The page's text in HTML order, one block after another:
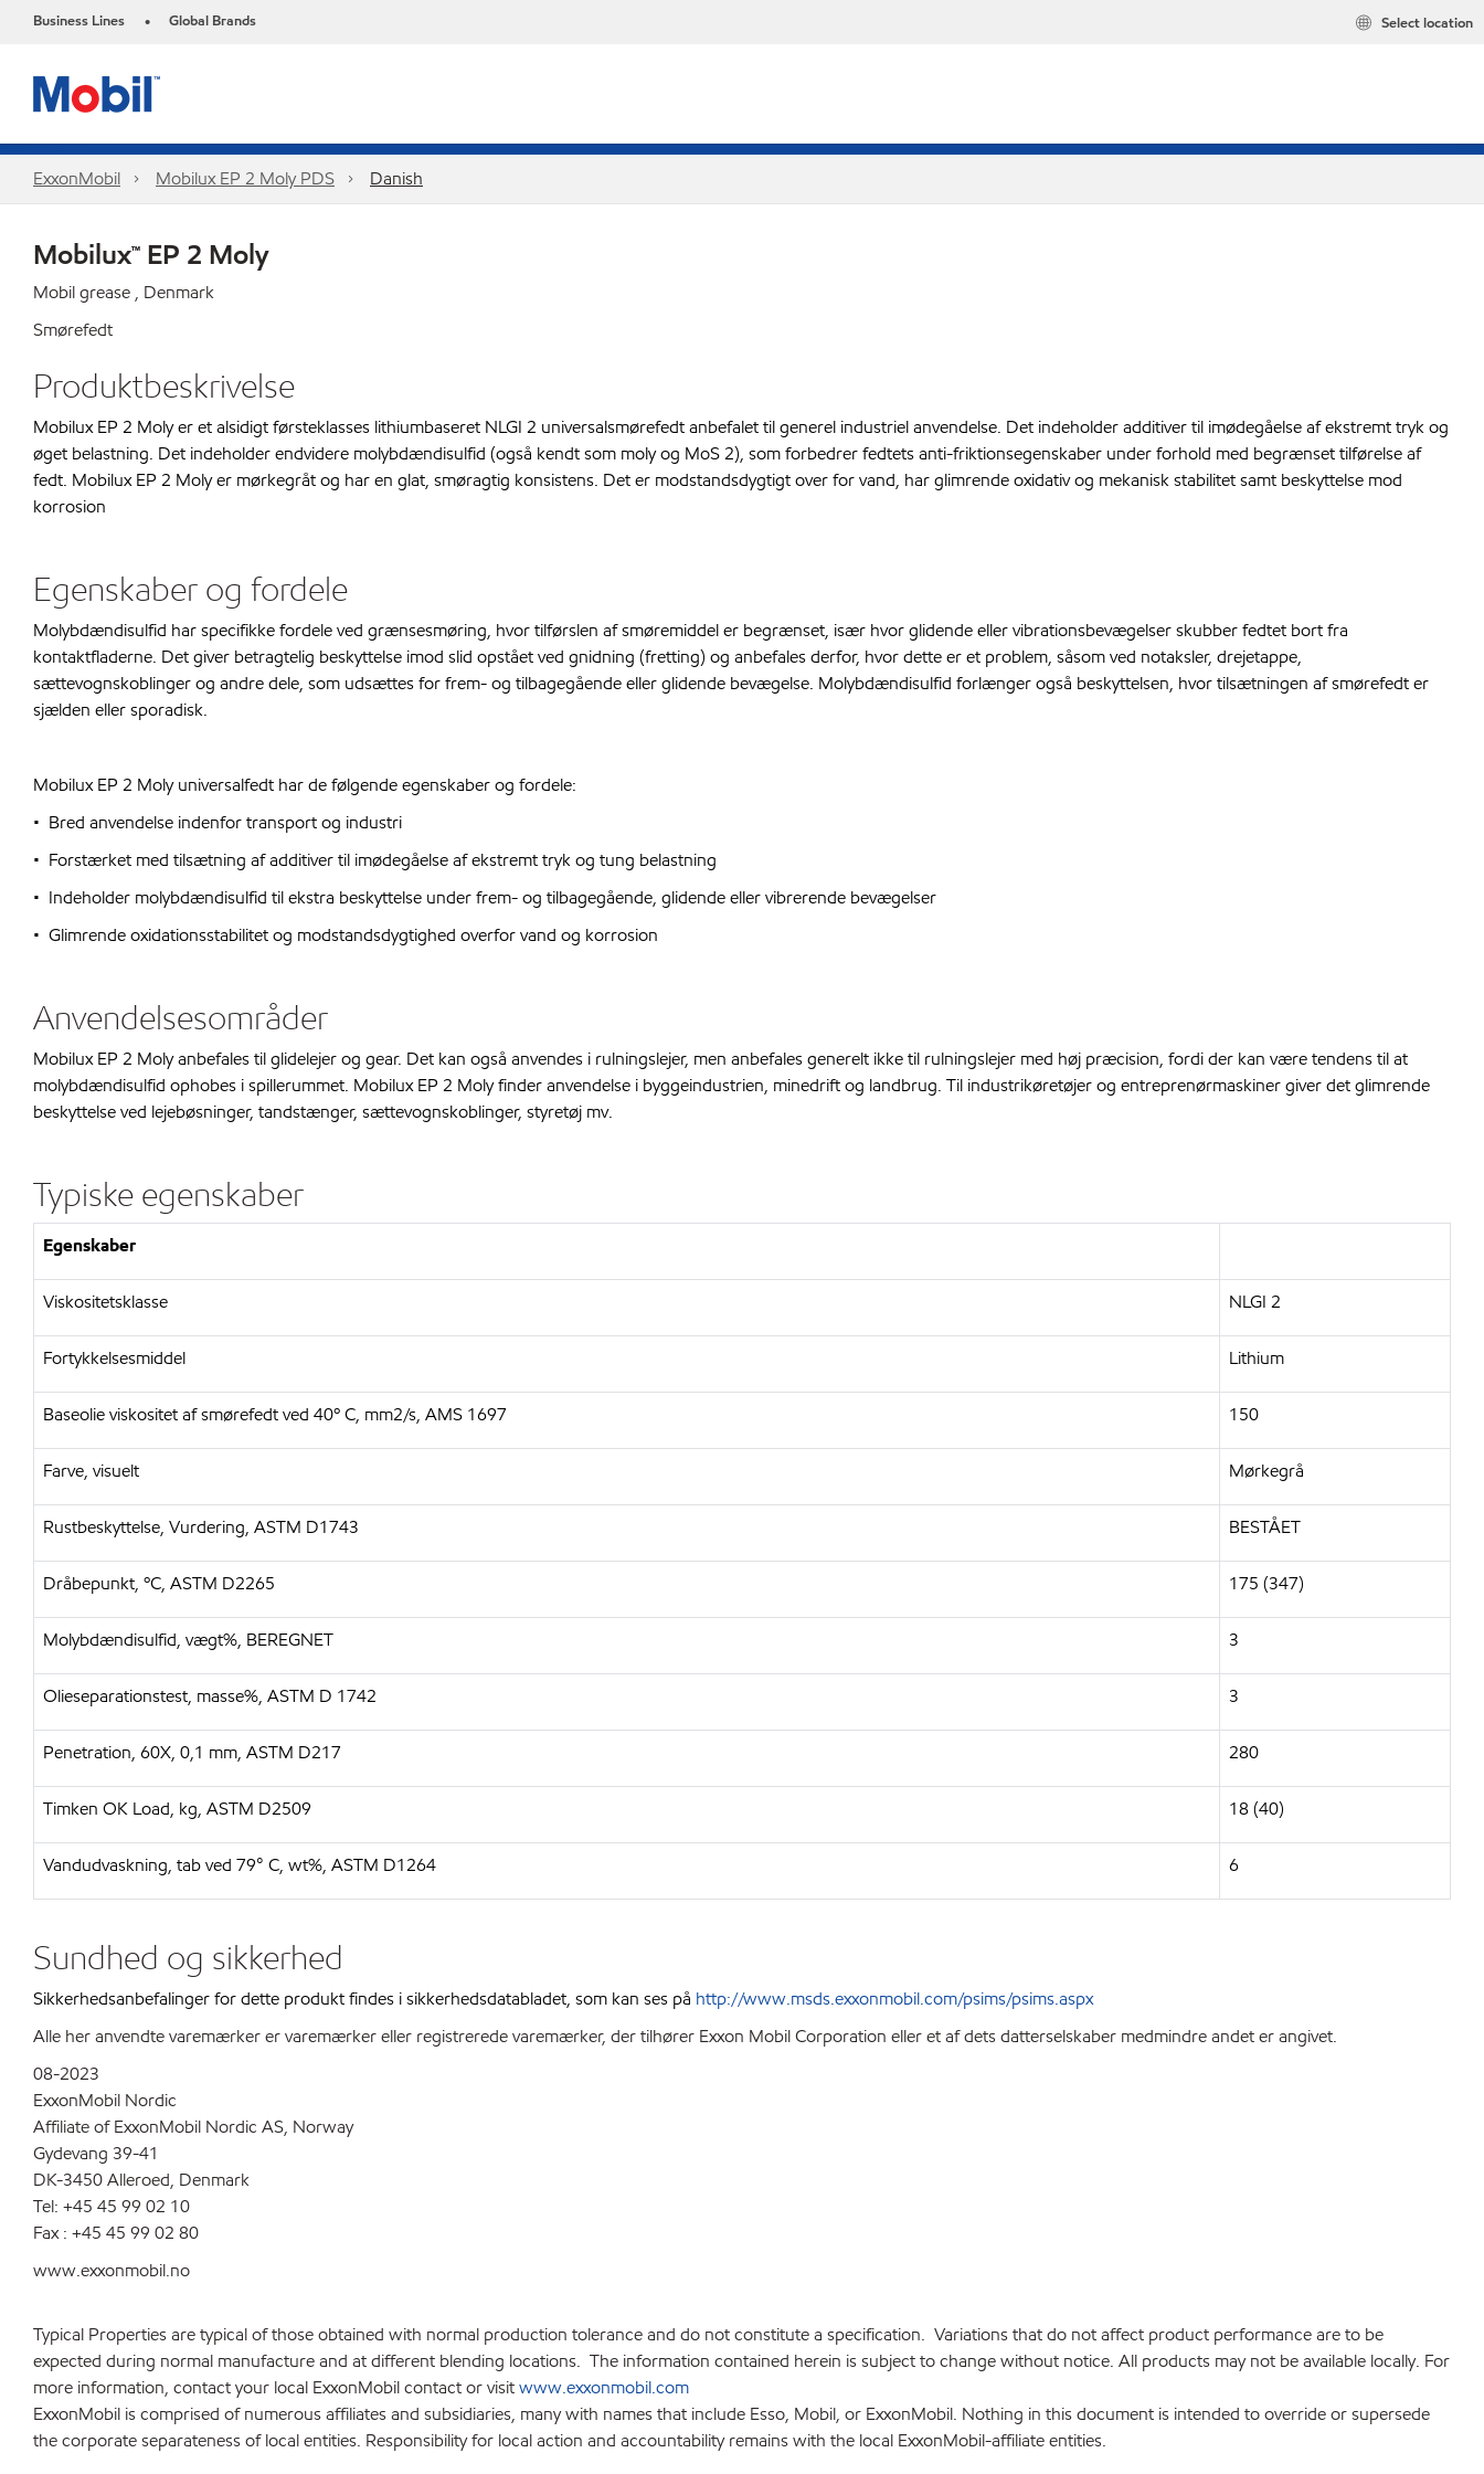
Business Lines • Global Brands Select location
ExxonMobil Mobilux EP 2 Moly PDS Danish
Mobilux™ EP 2 Moly
Mobil grease , Denmark
Smørefedt
Produktbeskrivelse
Mobilux EP 2 Moly er et alsidigt førsteklasses lithiumbaseret NLGI 2 universalsmørefedt anbefalet til generel industriel anvendelse. Det indeholder additiver til imødegåelse af ekstremt tryk og
øget belastning. Det indeholder endvidere molybdændisulfid (også kendt som moly og MoS 2), som forbedrer fedtets anti-friktionsegenskaber under forhold med begrænset tilførelse af
fedt. Mobilux EP 2 Moly er mørkegråt og har en glat, smøragtig konsistens. Det er modstandsdygtigt over for vand, har glimrende oxidativ og mekanisk stabilitet samt beskyttelse mod
korrosion
Egenskaber og fordele
Molybdændisulfid har specifikke fordele ved grænsesmøring, hvor tilførslen af smøremiddel er begrænset, især hvor glidende eller vibrationsbevægelser skubber fedtet bort fra
kontaktfladerne. Det giver betragtelig beskyttelse imod slid opstået ved gnidning (fretting) og anbefales derfor, hvor dette er et problem, såsom ved notaksler, drejetappe,
sættevognskoblinger og andre dele, som udsættes for frem- og tilbagegående eller glidende bevægelse. Molybdændisulfid forlænger også beskyttelsen, hvor tilsætningen af smørefedt er
sjælden eller sporadisk.
Mobilux EP 2 Moly universalfedt har de følgende egenskaber og fordele:
• Bred anvendelse indenfor transport og industri
• Forstærket med tilsætning af additiver til imødegåelse af ekstremt tryk og tung belastning
• Indeholder molybdændisulfid til ekstra beskyttelse under frem- og tilbagegående, glidende eller vibrerende bevægelser
• Glimrende oxidationsstabilitet og modstandsdygtighed overfor vand og korrosion
Anvendelsesområder
Mobilux EP 2 Moly anbefales til glidelejer og gear. Det kan også anvendes i rulningslejer, men anbefales generelt ikke til rulningslejer med høj præcision, fordi der kan være tendens til at
molybdændisulfid ophobes i spillerummet. Mobilux EP 2 Moly finder anvendelse i byggeindustrien, minedrift og landbrug. Til industrikøretøjer og entreprenørmaskiner giver det glimrende
beskyttelse ved lejebøsninger, tandstænger, sættevognskoblinger, styretøj mv.
Typiske egenskaber
Egenskaber
Viskositetsklasse NLGI 2
Fortykkelsesmiddel Lithium
Baseolie viskositet af smørefedt ved 40º C, mm2/s, AMS 1697 150
Farve, visuelt Mørkegrå
Rustbeskyttelse, Vurdering, ASTM D1743 BESTÅET
Dråbepunkt, ºC, ASTM D2265 175 (347)
Molybdændisulfid, vægt%, BEREGNET 3
Olieseparationstest, masse%, ASTM D 1742 3
Penetration, 60X, 0,1 mm, ASTM D217 280
Timken OK Load, kg, ASTM D2509 18 (40)
Vandudvaskning, tab ved 79° C, wt%, ASTM D1264 6
Sundhed og sikkerhed
Sikkerhedsanbefalinger for dette produkt findes i sikkerhedsdatabladet, som kan ses på http://www.msds.exxonmobil.com/psims/psims.aspx
Alle her anvendte varemærker er varemærker eller registrerede varemærker, der tilhører Exxon Mobil Corporation eller et af dets datterselskaber medmindre andet er angivet.
08-2023
ExxonMobil Nordic
Affiliate of ExxonMobil Nordic AS, Norway
Gydevang 39-41
DK-3450 Alleroed, Denmark
Tel: +45 45 99 02 10
Fax : +45 45 99 02 80
www.exxonmobil.no
Typical Properties are typical of those obtained with normal production tolerance and do not constitute a specification. Variations that do not affect product performance are to be
expected during normal manufacture and at different blending locations. The information contained herein is subject to change without notice. All products may not be available locally. For
more information, contact your local ExxonMobil contact or visitwww.exxonmobil.com
ExxonMobil is comprised of numerous affiliates and subsidiaries, many with names that include Esso, Mobil, or ExxonMobil. Nothing in this document is intended to override or supersede
the corporate separateness of local entities. Responsibility for local action and accountability remains with the local ExxonMobil-affiliate entities.